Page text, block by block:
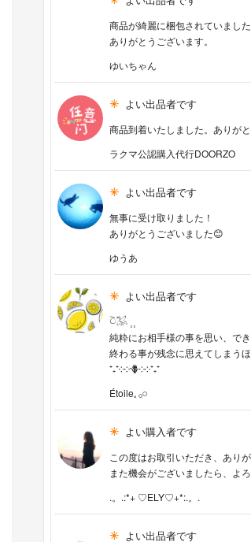
商品が綺麗に梱包されていました
ありがとうございます。
ゆいちゃん
よい出品者です
商品到着いたしました。ありが
ラクマ公認購入代行DOORZO
よい出品者です
無事に受け取りました！
ありがとうございました😊
ゆうあ
よい出品者です
𓎤𓅮 ⸒⸒
純粋にお相手様の事を思い、で
終わる事が残念に思えてしまう
⁺₊⁺༶༶🪻༶༶⁺₊⁺
Étoile𓈒 𓂂𓏸
よい購入者です
この度はお取引いただき、あり
また機会がございましたら、よ
.。.:*+ ♡ELY♡+*:.。.
よい出品者です